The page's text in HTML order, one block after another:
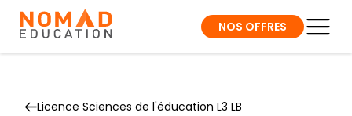
NOS OFFRES
Licence Sciences de l'éducation L3 LB